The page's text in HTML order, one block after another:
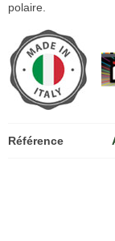
polaire.
Référence